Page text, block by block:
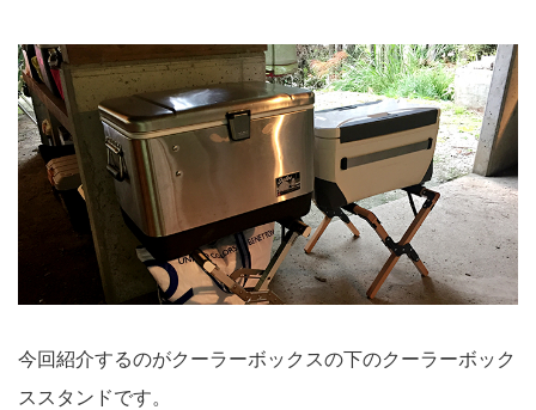
今回紹介するのがクーラーボックスの下のクーラーボック
ススタンドです。